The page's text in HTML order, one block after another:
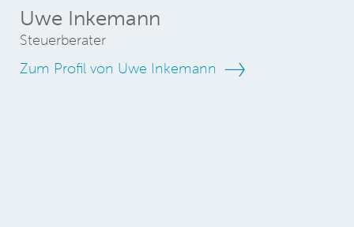
Uwe Inkemann
Steuerberater
Zum Profil von Uwe Inkemann